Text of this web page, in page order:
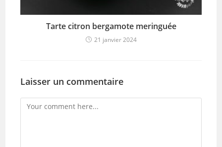
Tarte citron bergamote meringuée
21 janvier 2024
Laisser un commentaire